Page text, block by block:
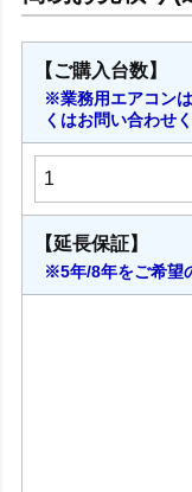
【ご購入台数】
※業務用エアコン
くはお問い合わせ
【延長保証】
※5年/8年をご希望